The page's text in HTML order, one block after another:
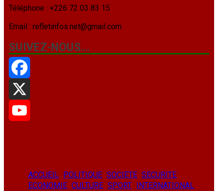
Téléphone : +226 72 03 83 15
Email : refletinfos.net@gmail.com
SUIVEZ-NOUS…
Facebook
X
ACCUEIL POLITIQUE SOCIETE SECURITE
ECONOMIE CULTURE SPORT INTERNATIONAL